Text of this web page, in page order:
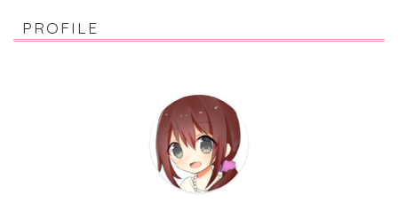
PROFILE